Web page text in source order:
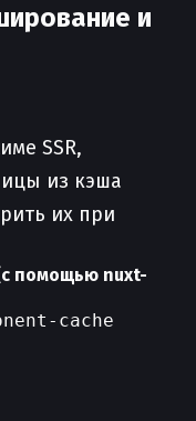
и
SSR,
из кэша
их при
помощью nuxt-